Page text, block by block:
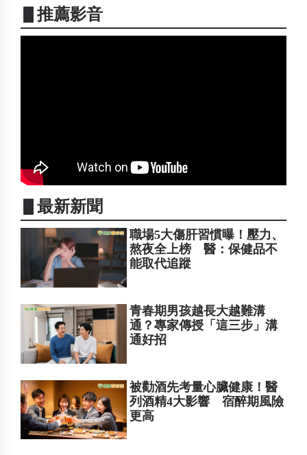
▋推薦影音
▋最新新聞
職場5大傷肝習慣曝！壓力、
熬夜全上榜 醫：保健品不
能取代追蹤
青春期男孩越長大越難溝
通？專家傳授「這三步」溝
通好招
被勸酒先考量心臟健康！醫
列酒精4大影響 宿醉期風險
更高